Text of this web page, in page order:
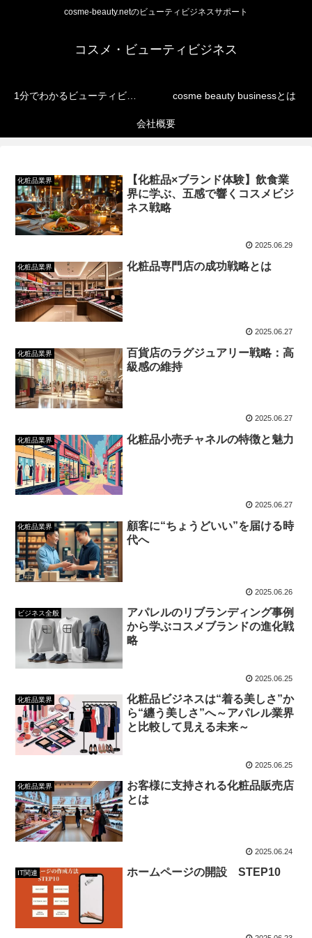
cosme-beauty.netのビューティビジネスサポート
コスメ・ビューティビジネス
1分でわかるビューティビジネス cosme beauty businessとは
会社概要
化粧品業界
【化粧品×ブランド体験】飲食業
界に学ぶ、五感で響くコスメビジ
ネス戦略
2025.06.29
化粧品業界 化粧品専門店の成功戦略とは
2025.06.27
化粧品業界
百貨店のラグジュアリー戦略：高
級感の維持
2025.06.27
化粧品業界 化粧品小売チャネルの特徴と魅力
2025.06.27
化粧品業界
顧客に“ちょうどいい”を届ける時
代へ
2025.06.26
ビジネス全般
アパレルのリブランディング事例
から学ぶコスメブランドの進化戦
略
2025.06.25
化粧品業界
化粧品ビジネスは“着る美しさ”か
ら“纏う美しさ”へ～アパレル業界
と比較して見える未来～
2025.06.25
化粧品業界
お客様に支持される化粧品販売店
とは
2025.06.24
IT関連 ホームページの開設 STEP10